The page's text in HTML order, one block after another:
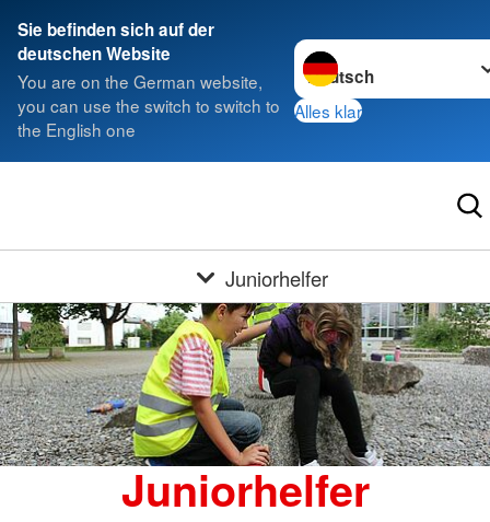
Sie befinden sich auf der
deutschen Website
You are on the German website,
you can use the switch to switch to
the English one
Sprache wechseln zu
Alles klar
Juniorhelfer
Juniorhelfer